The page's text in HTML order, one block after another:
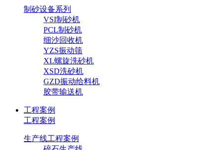
制砂设备系列
VSI制砂机
PCL制砂机
细沙回收机
YZS振动筛
XL螺旋洗砂机
XSD洗砂机
GZD振动给料机
胶带输送机
工程案例
工程案例
生产线工程案例